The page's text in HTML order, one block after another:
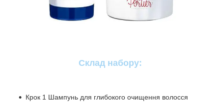
Склад набору:
Крок 1 Шампунь для глибокого очищення волосся